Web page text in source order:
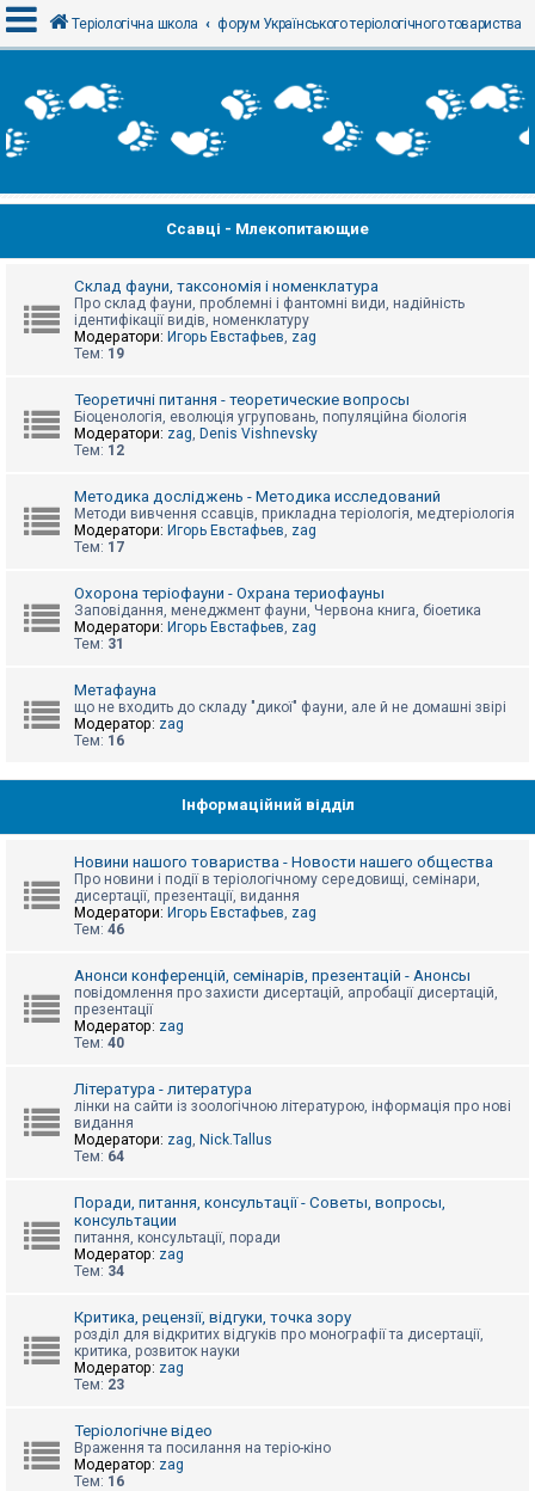
х
і
т
р
а
б
е
д
п
о
е
й
А
и
т
П
м
о
г
Теріологічна школа форум Українського теріологічного товариства
Ссавці - Млекопитающие
Склад фауни, таксономія і номенклатура
Про склад фауни, проблемні і фантомні види, надійність
ідентифікації видів, номенклатуру
Модератори: Игорь Евстафьев, zag
Тем: 19
Теоретичні питання - теоретические вопросы
Біоценологія, еволюція угруповань, популяційна біологія
Модератори: zag, Denis Vishnevsky
Тем: 12
Методика досліджень - Методика исследований
Методи вивчення ссавців, прикладна теріологія, медтеріологія
Модератори: Игорь Евстафьев, zag
Тем: 17
Охорона теріофауни - Охрана териофауны
Заповідання, менеджмент фауни, Червона книга, біоетика
Модератори: Игорь Евстафьев, zag
Тем: 31
Метафауна
що не входить до складу "дикої" фауни, але й не домашні звірі
Модератор: zag
Тем: 16
Інформаційний відділ
Новини нашого товариства - Новости нашего общества
Про новини і події в теріологічному середовищі, семінари,
дисертації, презентації, видання
Модератори: Игорь Евстафьев, zag
Тем: 46
Анонси конференцій, семінарів, презентацій - Анонсы
повідомлення про захисти дисертацій, апробації дисертацій,
презентації
Модератор: zag
Тем: 40
Література - литература
лінки на сайти із зоологічною літературою, інформація про нові
видання
Модератори: zag, Nick.Tallus
Тем: 64
Поради, питання, консультації - Советы, вопросы,
консультации
питання, консультації, поради
Модератор: zag
Тем: 34
Критика, рецензії, відгуки, точка зору
розділ для відкритих відгуків про монографії та дисертації,
критика, розвиток науки
Модератор: zag
Тем: 23
Теріологічне відео
Враження та посилання на теріо-кіно
Модератор: zag
Тем: 16